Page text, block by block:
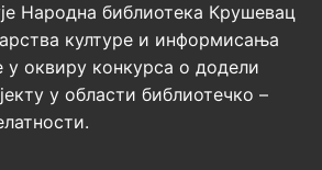
Народна библиотека Крушевац
културе и информисања
у оквиру конкурса о додели
у области библиотечко –